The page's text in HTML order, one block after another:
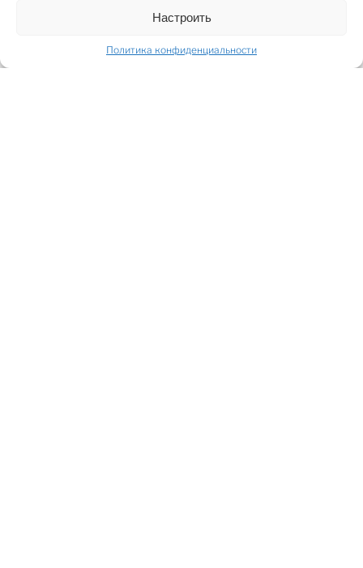
Настроить
Политика конфиденциальности
объекты инфраструктуры.